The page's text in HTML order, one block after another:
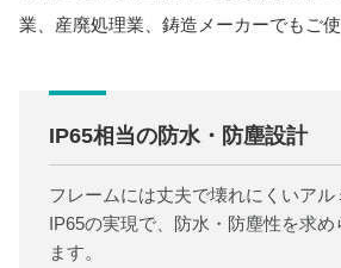
業、産廃処理業、鋳造メーカーでもご使
IP65相当の防水・防塵設計
フレームには丈夫で壊れにくいアル
IP65の実現で、防水・防塵性を求め
ます。